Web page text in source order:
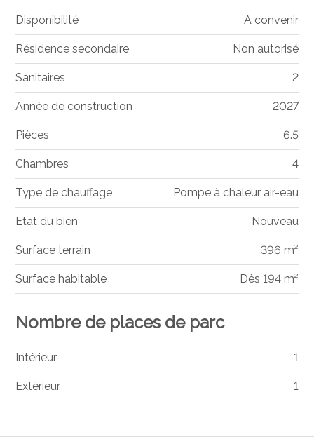
Disponibilité A convenir
Résidence secondaire Non autorisé
Sanitaires 2
Année de construction 2027
Pièces 6.5
Chambres 4
Type de chauffage Pompe à chaleur air-eau
Etat du bien Nouveau
Surface terrain 396 m²
Surface habitable Dès 194 m²
Nombre de places de parc
Intérieur 1
Extérieur 1